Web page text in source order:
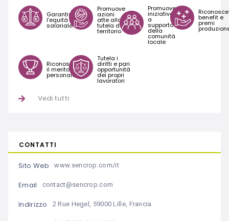
Garantisce
l'equità
salariale
Promuove
azioni
atte alla
tutela del
territorio
Promuove
iniziative
a
supporto
della
comunità
locale
Riconosce
benefit e
premi
Riconosce
il merito
personale
Tutela i
diritti e pari
opportunità
dei propri
lavoratori
Vedi tutti
CONTATTI
Sito Web www.sencrop.com/it
Email contact@sencrop.com
Indirizzo 2 Rue Hegel, 59000 Lille, Francia